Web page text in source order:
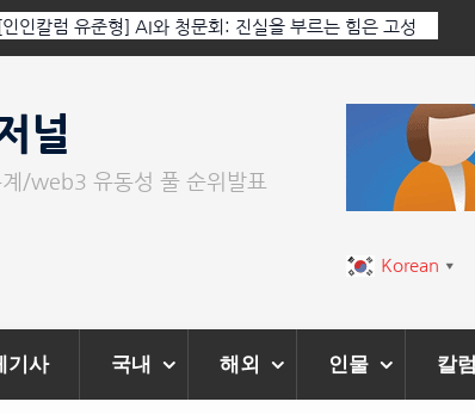
‘K-AI 아트 거장’ 장인보 감독, Ai 기술에 체온을 더하다,
제2회 애니멀 아트 페스티벌’ 성황리에 막 내려
널
/web3 유동성 풀 순위발표
Korean ▼
기사 국내 해외 인물 칼럼